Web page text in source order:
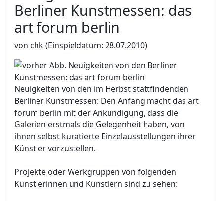
Berliner Kunstmessen: das
art forum berlin
von chk(Einspieldatum: 28.07.2010)
Neuigkeiten von den im Herbst stattfindenden
Berliner Kunstmessen: Den Anfang macht das art
forum berlin mit der Ankündigung, dass die
Galerien erstmals die Gelegenheit haben, von
ihnen selbst kuratierte Einzelausstellungen ihrer
Künstler vorzustellen.
Projekte oder Werkgruppen von folgenden
Künstlerinnen und Künstlern sind zu sehen: